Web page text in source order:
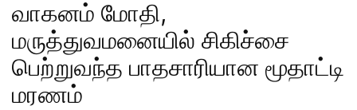
வாகனம் மோதி,
மருத்துவமனையில் சிகிச்சை
பெற்றுவந்த பாதசாரியான மூதாட்டி
மரணம்